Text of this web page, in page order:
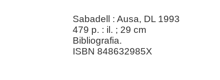
Sabadell : Ausa, DL 1993
479 p. : il. ; 29 cm
Bibliografia.
ISBN 848632985X